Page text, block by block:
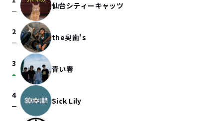
check_indeterminate_small 仙台シティーキャッツ
2
check_indeterminate_small the奥歯's
3
arrow_drop_up 青い春
4
check_indeterminate_small Sick Lily